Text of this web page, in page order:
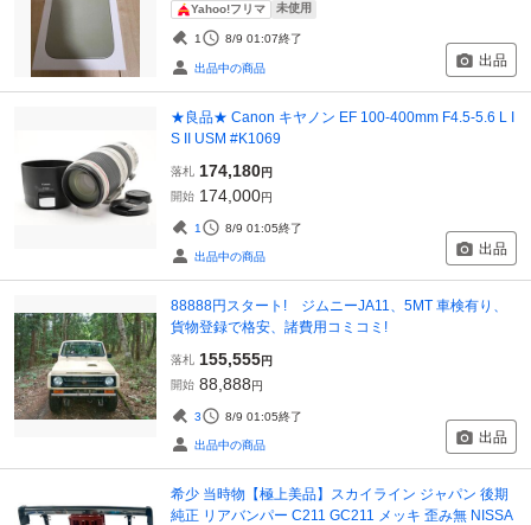
Yahoo!フリマ 未使用
1 8/9 01:07終了
出品中の商品 出品
★良品★ Canon キヤノン EF 100-400mm F4.5-5.6 L I
S II USM #K1069
落札 174,180円
開始 174,000円
1 8/9 01:05終了
出品中の商品 出品
88888円スタート! ジムニーJA11、5MT 車検有り、
貨物登録で格安、諸費用コミコミ!
落札 155,555円
開始 88,888円
3 8/9 01:05終了
出品中の商品 出品
希少 当時物【極上美品】スカイライン ジャパン 後期
純正 リアバンパー C211 GC211 メッキ 歪み無 NISSA